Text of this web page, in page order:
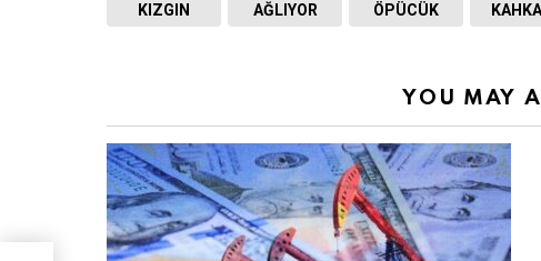
KIZGIN AĞLIYOR ÖPÜCÜK
YOU MAY